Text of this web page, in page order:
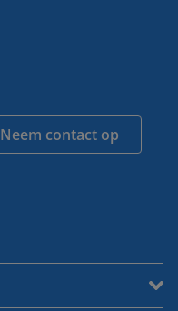
Neem contact op